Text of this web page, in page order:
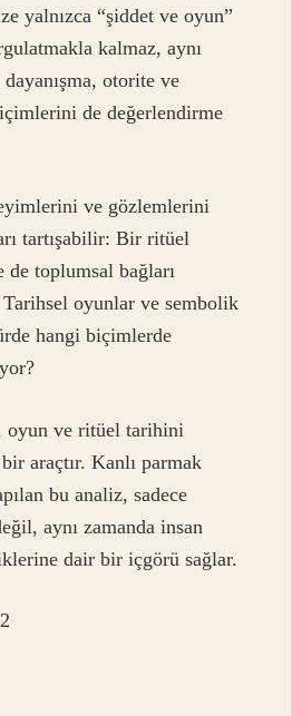
yalnızca “şiddet ve oyun”
kalmaz, aynı
otorite ve
de değerlendirme
ve gözlemlerini
tartışabilir: Bir ritüel
de toplumsal bağları
oyunlar ve sembolik
hangi biçimlerde
oyun ve ritüel tarihini
araçtır. Kanlı parmak
bu analiz, sadece
aynı zamanda insan
dair bir içgörü sağlar.